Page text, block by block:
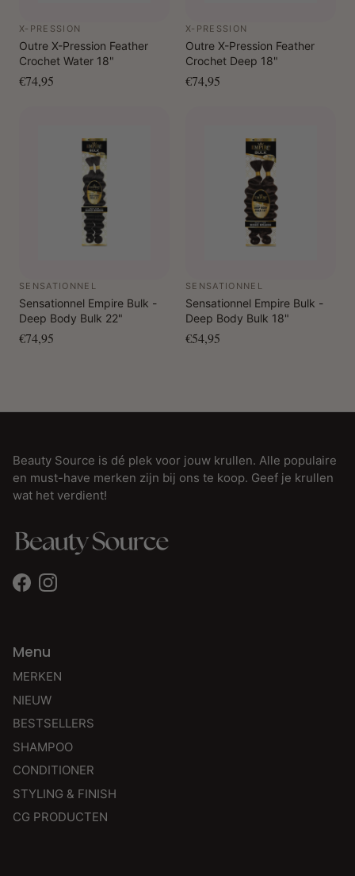
X-PRESSION
Outre X-Pression Feather
Crochet Water 18"
€74,95
X-PRESSION
Outre X-Pression Feather
Crochet Deep 18"
€74,95
SENSATIONNEL
Sensationnel Empire Bulk -
Deep Body Bulk 22"
€74,95
SENSATIONNEL
Sensationnel Empire Bulk -
Deep Body Bulk 18"
€54,95
Beauty Source is dé plek voor jouw krullen. Alle populaire
en must-have merken zijn bij ons te koop. Geef je krullen
wat het verdient!
FacebookInstagram
Menu
MERKEN
NIEUW
BESTSELLERS
SHAMPOO
CONDITIONER
STYLING & FINISH
CG PRODUCTEN